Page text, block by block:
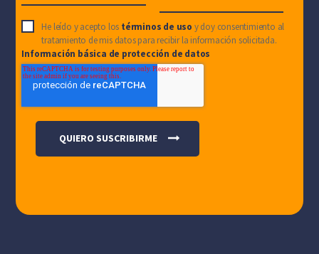
He leído y acepto los términos de uso y doy consentimiento al
tratamiento de mis datos para recibir la información solicitada.
Información básica de protección de datos